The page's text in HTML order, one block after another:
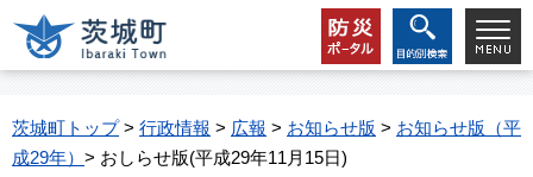
茨城町トップ> 行政情報 > 広報 > お知らせ版 > お知らせ版（平
成29年） > おしらせ版(平成29年11月15日)